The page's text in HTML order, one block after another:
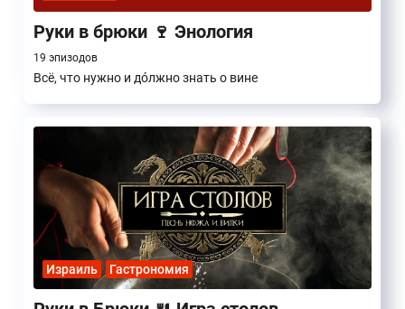
Руки в брюки 🍷 Энология
19 эпизодов
Всё, что нужно и дóлжно знать о вине
Израиль Гастрономия